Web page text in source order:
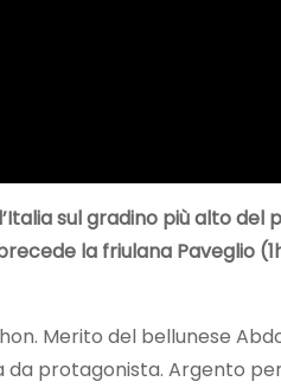
sul gradino più alto del
la friulana Paveglio
Merito del bellunese
da protagonista. Argento